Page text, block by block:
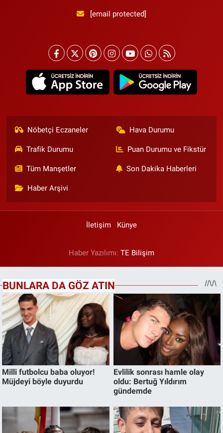
[email protected]
Nöbetçi Eczaneler Hava Durumu
Trafik Durumu Puan Durumu ve Fikstür
Tüm Manşetler Son Dakika Haberleri
Haber Arşivi
İletişim Künye
Haber Yazılımı: TE Bilişim